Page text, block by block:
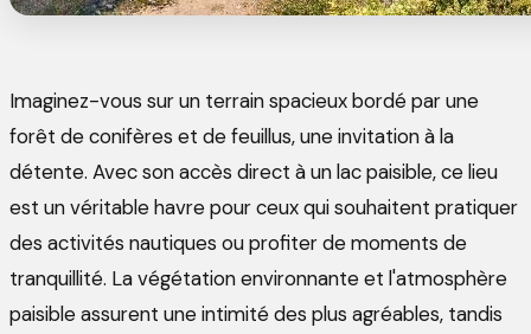
Imaginez-vous sur un terrain spacieux bordé par une
forêt de conifères et de feuillus, une invitation à la
détente. Avec son accès direct à un lac paisible, ce lieu
est un véritable havre pour ceux qui souhaitent pratiquer
des activités nautiques ou profiter de moments de
tranquillité. La végétation environnante et l'atmosphère
paisible assurent une intimité des plus agréables, tandis